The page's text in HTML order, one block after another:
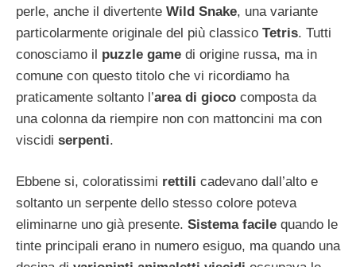
perle, anche il divertente Wild Snake, una variante
particolarmente originale del più classico Tetris. Tutti
conosciamo il puzzle game di origine russa, ma in
comune con questo titolo che vi ricordiamo ha
praticamente soltanto l’area di gioco composta da
una colonna da riempire non con mattoncini ma con
viscidi serpenti.
Ebbene si, coloratissimi rettili cadevano dall’alto e
soltanto un serpente dello stesso colore poteva
eliminarne uno già presente. Sistema facile quando le
tinte principali erano in numero esiguo, ma quando una